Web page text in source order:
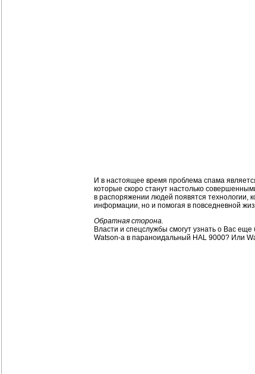
И в настоящее время проблема спама
которые скоро станут настолько
в распоряжении людей появятся технологии,
информации, но и помогая в повседневной
Обратная сторона.
Власти и спецслужбы смогут узнать о Вас
Watson-а в параноидальный HAL 9000? Или